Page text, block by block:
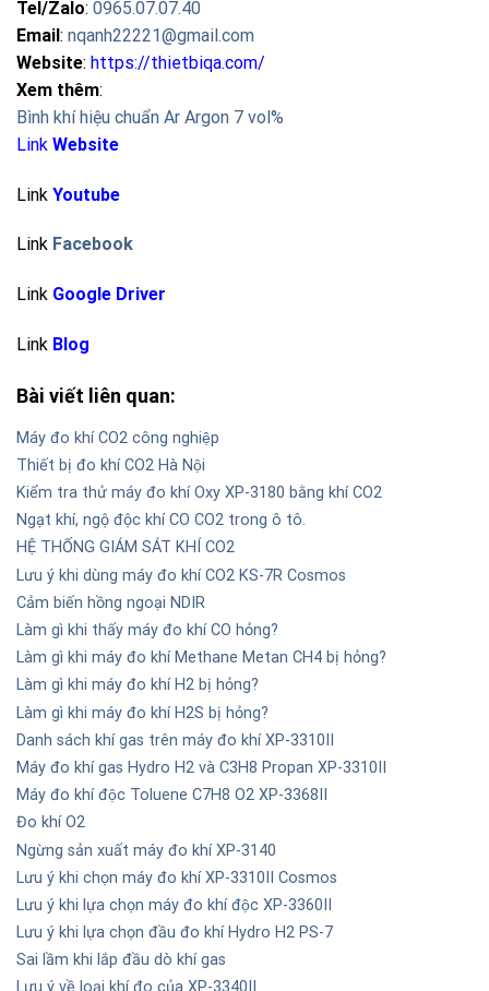
Tel/Zalo: 0965.07.07.40
Email: nqanh22221@gmail.com
Website: https://thietbiqa.com/
Xem thêm:
Bình khí hiệu chuẩn Ar Argon 7 vol%
Link Website
Link Youtube
Link Facebook
Link Google Driver
Link Blog
Bài viết liên quan:
Máy đo khí CO2 công nghiệp
Thiết bị đo khí CO2 Hà Nội
Kiểm tra thử máy đo khí Oxy XP-3180 bằng khí CO2
Ngạt khí, ngộ độc khí CO CO2 trong ô tô.
HỆ THỐNG GIÁM SÁT KHÍ CO2
Lưu ý khi dùng máy đo khí CO2 KS-7R Cosmos
Cảm biến hồng ngoại NDIR
Làm gì khi thấy máy đo khí CO hỏng?
Làm gì khi máy đo khí Methane Metan CH4 bị hỏng?
Làm gì khi máy đo khí H2 bị hỏng?
Làm gì khi máy đo khí H2S bị hỏng?
Danh sách khí gas trên máy đo khí XP-3310II
Máy đo khí gas Hydro H2 và C3H8 Propan XP-3310II
Máy đo khí độc Toluene C7H8 O2 XP-3368II
Đo khí O2
Ngừng sản xuất máy đo khí XP-3140
Lưu ý khi chọn máy đo khí XP-3310II Cosmos
Lưu ý khi lựa chọn máy đo khí độc XP-3360II
Lưu ý khi lựa chọn đầu đo khí Hydro H2 PS-7
Sai lầm khi lắp đầu dò khí gas